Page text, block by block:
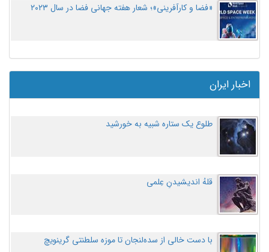
«فضا و کارآفرینی»؛ شعار هفته جهانی فضا در سال ۲۰۲۳
اخبار ایران
طلوع یک ستاره شبیه به خورشید
قلهُ اندیشیدنِ عِلمی
با دست خالی از سده‌لنجان تا موزه سلطنتی گرینویچ